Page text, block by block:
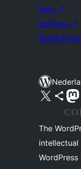
Matt ↗
bbPress ↗
Bezoek ons X (voorheen Twitter)
Bezoek onsBezoek
The
WordPress